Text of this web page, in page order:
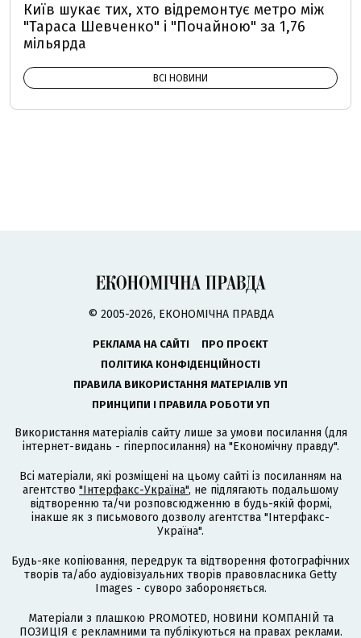
Київ шукає тих, хто відремонтує метро між
"Тараса Шевченко" і "Почайною" за 1,76
мільярда
ВСІ НОВИНИ
© 2005-2026, ЕКОНОМІЧНА ПРАВДА
РЕКЛАМА НА САЙТІ
ПРО ПРОЄКТ
ПОЛІТИКА КОНФІДЕНЦІЙНОСТІ
ПРАВИЛА ВИКОРИСТАННЯ МАТЕРІАЛІВ УП
ПРИНЦИПИ І ПРАВИЛА РОБОТИ УП
Використання матеріалів сайту лише за умови посилання (для
інтернет-видань - гіперпосилання) на "Економічну правду".
Всі матеріали, які розміщені на цьому сайті із посиланням на
агентство "Інтерфакс-Україна", не підлягають подальшому
відтворенню та/чи розповсюдженню в будь-якій формі,
інакше як з письмового дозволу агентства "Інтерфакс-
Україна".
Будь-яке копіювання, передрук та відтворення фотографічних
творів та/або аудіовізуальних творів правовласника Getty
Images - суворо забороняється.
Матеріали з плашкою PROMOTED, НОВИНИ КОМПАНІЙ та
ПОЗИЦІЯ є рекламними та публікуються на правах реклами.